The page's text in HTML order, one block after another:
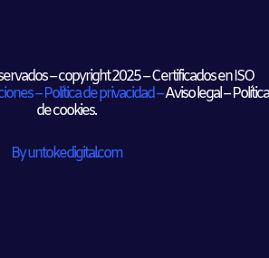
–copyright​2025 – Certificados en ISO
–Política de privacidad –Aviso legal – Política
de cookies.
By untokedigital.com